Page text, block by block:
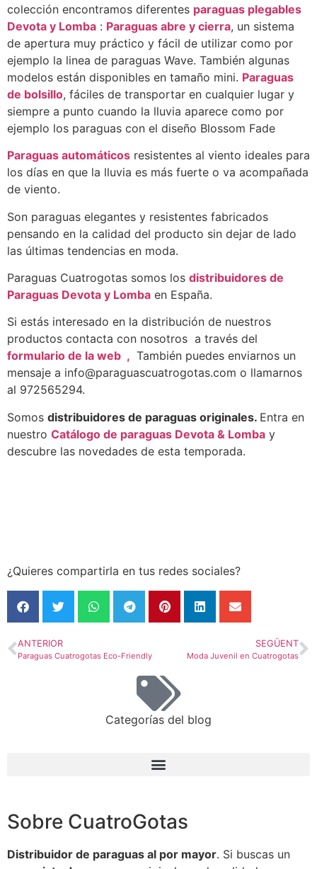
colección encontramos diferentes paraguas plegables
Devota y Lomba : Paraguas abre y cierra, un sistema
de apertura muy práctico y fácil de utilizar como por
ejemplo la linea de paraguas Wave. También algunas
modelos están disponibles en tamaño mini. Paraguas
de bolsillo, fáciles de transportar en cualquier lugar y
siempre a punto cuando la lluvia aparece como por
ejemplo los paraguas con el diseño Blossom Fade
Paraguas automáticos resistentes al viento ideales para
los días en que la lluvia es más fuerte o va acompañada
de viento.
Son paraguas elegantes y resistentes fabricados
pensando en la calidad del producto sin dejar de lado
las últimas tendencias en moda.
Paraguas Cuatrogotas somos los distribuidores de
Paraguas Devota y Lomba en España.
Si estás interesado en la distribución de nuestros
productos contacta con nosotros a través del
formulario de la web , También puedes enviarnos un
mensaje a info@paraguascuatrogotas.com o llamarnos
al 972565294.
Somos distribuidores de paraguas originales. Entra en
nuestro Catálogo de paraguas Devota & Lomba y
descubre las novedades de esta temporada.
¿Quieres compartirla en tus redes sociales?
ANTERIOR
Paraguas Cuatrogotas Eco-Friendly
SEGÜENT
Moda Juvenil en Cuatrogotas
Categorías del blog
Sobre CuatroGotas
Distribuidor de paraguas al por mayor. Si buscas un